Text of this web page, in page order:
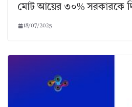
মোট আয়ের ৩০% সরকারকে
18/07/2025